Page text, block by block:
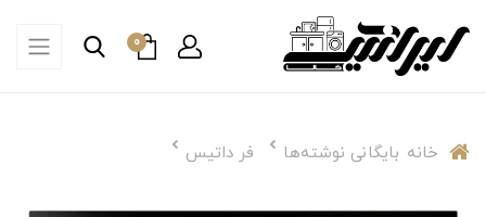
0
خانه بایگانی نوشته‌ها فر داتیس